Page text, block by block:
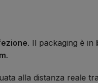
. Il packaging è in
.
alla distanza